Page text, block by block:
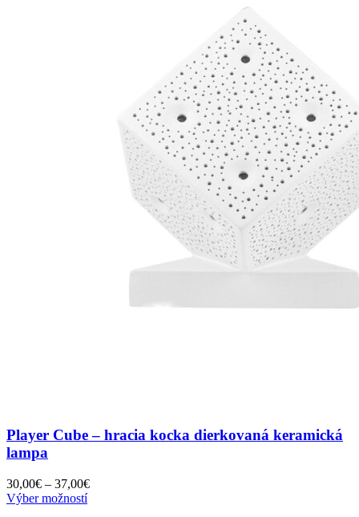
Player Cube – hracia kocka dierkovaná keramická
lampa
30,00€ – 37,00€Price
Výber možnostíTento